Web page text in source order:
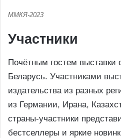
ММКЯ-2023
Участники
Почётным гостем выставки
Беларусь. Участниками
издательства из разных
из Германии, Ирана,
страны-участники
бестселлеры и яркие